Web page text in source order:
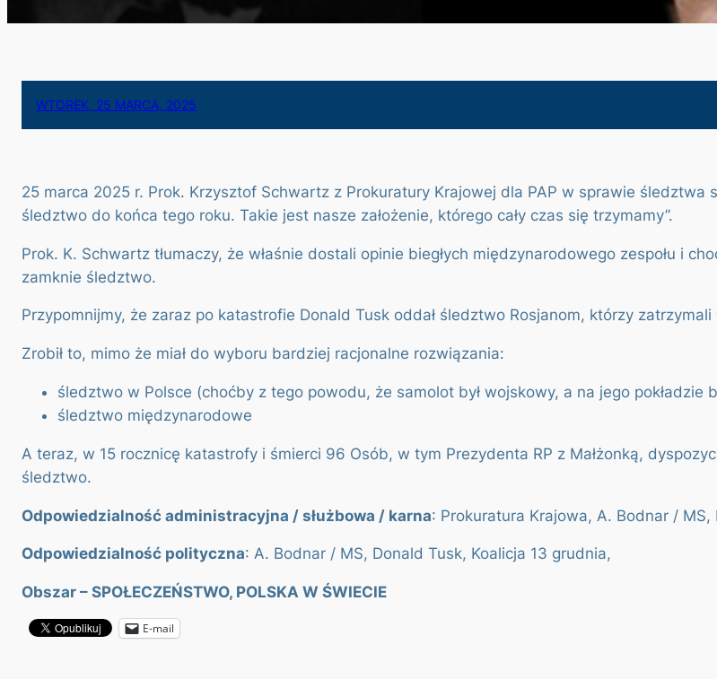
WTOREK, 25 MARCA, 2025
25 marca 2025 r. Prok. Krzysztof Schwartz z Prokuratury Krajowej dla PAP w sprawie śledztwa
śledztwo do końca tego roku. Takie jest nasze założenie, którego cały czas się trzymamy”.
Prok. K. Schwartz tłumaczy, że właśnie dostali opinie biegłych międzynarodowego zespołu i
zamknie śledztwo.
Przypomnijmy, że zaraz po katastrofie Donald Tusk oddał śledztwo Rosjanom, którzy
Zrobił to, mimo że miał do wyboru bardziej racjonalne rozwiązania:
śledztwo w Polsce (choćby z tego powodu, że samolot był wojskowy, a na jego pokładzie
śledztwo międzynarodowe
A teraz, w 15 rocznicę katastrofy i śmierci 96 Osób, w tym Prezydenta RP z Małżonką,
śledztwo.
Odpowiedzialność administracyjna / służbowa / karna: Prokuratura Krajowa, A. Bodnar / MS,
Odpowiedzialność polityczna: A. Bodnar / MS, Donald Tusk, Koalicja 13 grudnia,
Obszar – SPOŁECZEŃSTWO, POLSKA W ŚWIECIE
E-mail